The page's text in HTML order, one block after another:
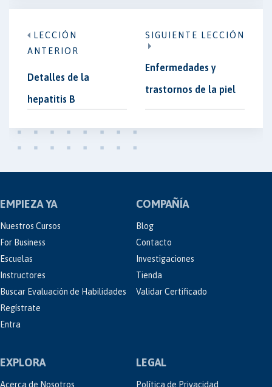
LECCIÓN
ANTERIOR
Detalles de la
hepatitis B
SIGUIENTE LECCIÓN
Enfermedades y
trastornos de la piel
EMPIEZA YA
Nuestros Cursos
For Business
Escuelas
Instructores
Buscar Evaluación de Habilidades
Regístrate
Entra
COMPAÑÍA
Blog
Contacto
Investigaciones
Tienda
Validar Certificado
EXPLORA
Acerca de Nosotros
LEGAL
Política de Privacidad